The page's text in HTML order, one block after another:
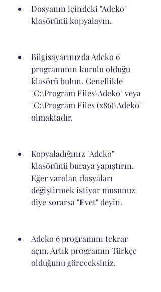
Dosyanın içindeki "Adeko"
klasörünü kopyalayın.
Bilgisayarınızda Adeko 6
programının kurulu olduğu
klasörü bulun. Genellikle
"C:\Program Files\Adeko" veya
"C:\Program Files (x86)\Adeko"
olmaktadır.
Kopyaladığınız "Adeko"
klasörünü buraya yapıştırın.
Eğer varolan dosyaları
değiştirmek istiyor musunuz
diye sorarsa "Evet" deyin.
Adeko 6 programını tekrar
açın. Artık programın Türkçe
olduğunu göreceksiniz.